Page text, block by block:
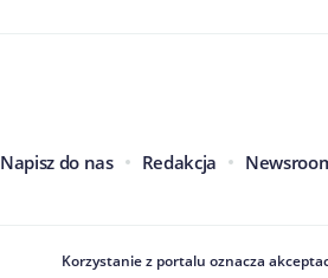
Napisz do nas Redakcja
Korzystanie z portalu oznacza